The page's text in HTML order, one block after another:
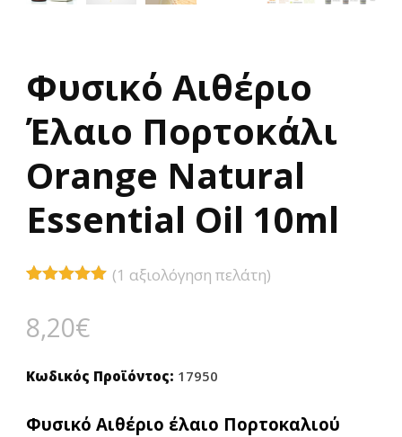
Φυσικό Αιθέριο
Έλαιο Πορτοκάλι
Orange Natural
Essential Oil 10ml
από 5 με
βάση
πελάτη
(1 αξιολόγηση πελάτη)
8,20€
Κωδικός Προϊόντος: 17950
Φυσικό Αιθέριο έλαιο Πορτοκαλιού